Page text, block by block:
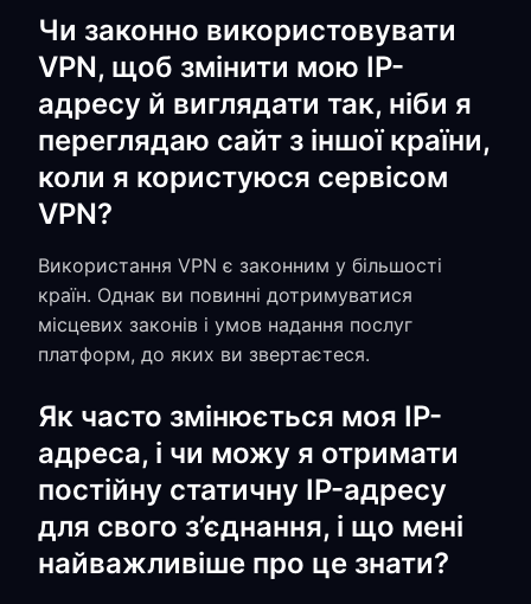
Чи законно використовувати
VPN, щоб змінити мою IP-
адресу й виглядати так, ніби я
переглядаю сайт з іншої країни,
коли я користуюся сервісом
VPN?
Використання VPN є законним у більшості
країн. Однак ви повинні дотримуватися
місцевих законів і умов надання послуг
платформ, до яких ви звертаєтеся.
Як часто змінюється моя IP-
адреса, і чи можу я отримати
постійну статичну IP-адресу
для свого з’єднання, і що мені
найважливіше про це знати?